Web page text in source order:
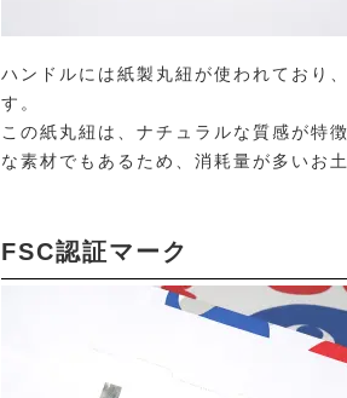
ハンドルには紙製丸紐が使われており
す。
この紙丸紐は、ナチュラルな質感が特
な素材でもあるため、消耗量が多いお
FSC認証マーク